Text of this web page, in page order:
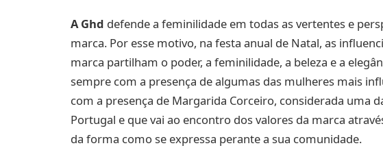
A Ghd defende a feminilidade em todas as vertentes e
marca. Por esse motivo, na festa anual de Natal, as
marca partilham o poder, a feminilidade, a beleza e a
sempre com a presença de algumas das mulheres mais
com a presença de Margarida Corceiro, considerada uma
Portugal e que vai ao encontro dos valores da marca
da forma como se expressa perante a sua comunidade.